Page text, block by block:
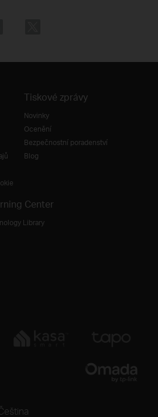
Tiskové zprávy
Novinky
Ocenění
Bezpečnostní poradenství
Blog
Center
Library